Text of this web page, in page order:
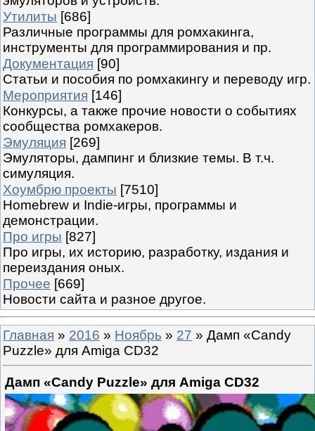
Утилиты [686]
Различные программы для ромхакинга,
инструменты для программирования и пр.
Документация [90]
Статьи и пособия по ромхакингу и переводу игр.
Мероприятия [146]
Конкурсы, а также прочие новости о событиях
сообщества ромхакеров.
Эмуляция [269]
Эмуляторы, дампинг и близкие темы. В т.ч.
симуляция.
Хоумбрю проекты [7510]
Homebrew и Indie-игры, программы и
демонстрации.
Про игры [827]
Про игры, их историю, разработку, издания и
переиздания оных.
Прочее [669]
Новости сайта и разное другое.
Главная » 2016 » Ноябрь » 27 » Дамп «Candy
Puzzle» для Amiga CD32
Дамп «Candy Puzzle» для Amiga CD32